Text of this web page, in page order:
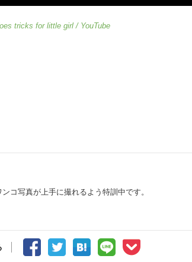
tricks for little girl / YouTube
コ写真が上手に撮れるよう特訓中です。